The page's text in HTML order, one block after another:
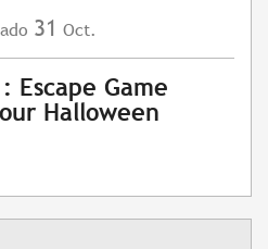
31 Oct.
Escape Game
Halloween